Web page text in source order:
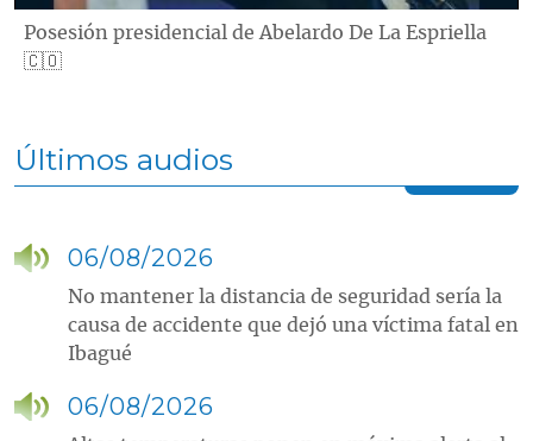
Posesión presidencial de Abelardo De La Espriella
🇨🇴
Últimos audios
06/08/2026
No mantener la distancia de seguridad sería la
causa de accidente que dejó una víctima fatal en
Ibagué
06/08/2026